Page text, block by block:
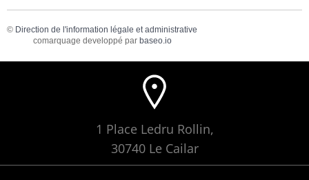
© Direction de l'information légale et administrative
comarquage developpé par baseo.io
1 Place Ledru Rollin,
30740 Le Cailar